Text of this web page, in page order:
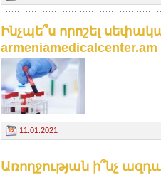
Ինչպե՞ս որոշել
armeniamedicalcenter.am
11.01.2021
Առողջության ի՞նչ